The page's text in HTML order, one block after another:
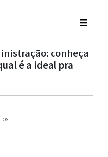
conheça
é a ideal pra